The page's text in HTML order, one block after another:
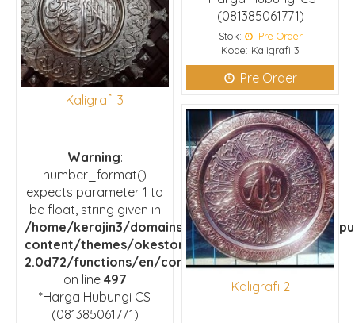
(081385061771)
Stok:
Pre Order
Kode: Kaligrafi 3
Pre Order
Kaligrafi 3
Warning:
number_format()
expects parameter 1 to
be float, string given in
/home/kerajin3/domains/kerajinankuningan.com/
content/themes/okestore-
2.0d72/functions/en/configuration.php
on line 497
*Harga Hubungi CS
(081385061771)
Kaligrafi 2